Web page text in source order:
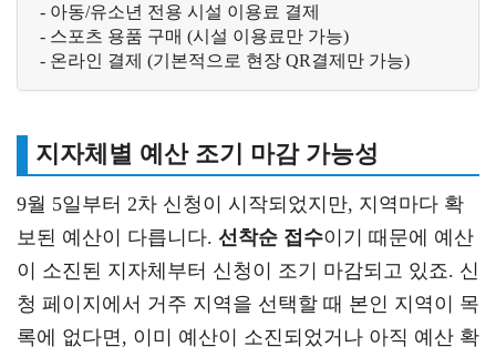
- 아동/유소년 전용 시설 이용료 결제
- 스포츠 용품 구매 (시설 이용료만 가능)
- 온라인 결제 (기본적으로 현장 QR결제만 가능)
지자체별 예산 조기 마감 가능성
9월 5일부터 2차 신청이 시작되었지만, 지역마다 확
보된 예산이 다릅니다. 선착순 접수이기 때문에 예산
이 소진된 지자체부터 신청이 조기 마감되고 있죠. 신
청 페이지에서 거주 지역을 선택할 때 본인 지역이 목
록에 없다면, 이미 예산이 소진되었거나 아직 예산 확